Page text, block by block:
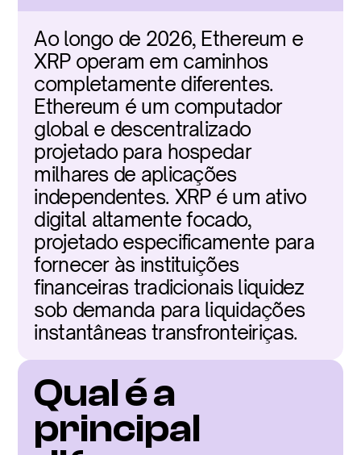
Ao longo de 2026, Ethereum e
XRP operam em caminhos
completamente diferentes.
Ethereum é um computador
global e descentralizado
projetado para hospedar
milhares de aplicações
independentes. XRP é um ativo
digital altamente focado,
projetado especificamente para
fornecer às instituições
financeiras tradicionais liquidez
sob demanda para liquidações
instantâneas transfronteiriças.
Qual é a
principal